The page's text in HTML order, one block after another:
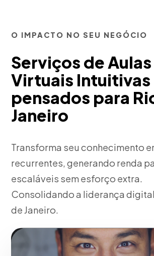
O IMPACTO NO SEU NEGÓCIO
Serviços de Aulas
Virtuais Intuitivas
pensados para
Janeiro
Transforma seu conhecimento
recurrentes, generando renda
escaláveis sem esforço extra.
Consolidando a liderança
de Janeiro.
A partir da nossa experiência,